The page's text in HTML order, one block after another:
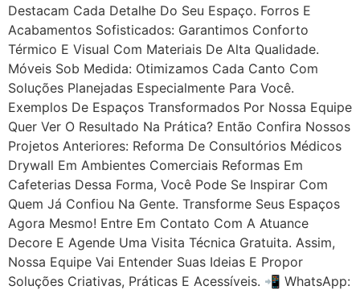
Destacam Cada Detalhe Do Seu Espaço. Forros E
Acabamentos Sofisticados: Garantimos Conforto
Térmico E Visual Com Materiais De Alta Qualidade.
Móveis Sob Medida: Otimizamos Cada Canto Com
Soluções Planejadas Especialmente Para Você.
Exemplos De Espaços Transformados Por Nossa Equipe
Quer Ver O Resultado Na Prática? Então Confira Nossos
Projetos Anteriores: Reforma De Consultórios Médicos
Drywall Em Ambientes Comerciais Reformas Em
Cafeterias Dessa Forma, Você Pode Se Inspirar Com
Quem Já Confiou Na Gente. Transforme Seus Espaços
Agora Mesmo! Entre Em Contato Com A Atuance
Decore E Agende Uma Visita Técnica Gratuita. Assim,
Nossa Equipe Vai Entender Suas Ideias E Propor
Soluções Criativas, Práticas E Acessíveis. 📲 WhatsApp: